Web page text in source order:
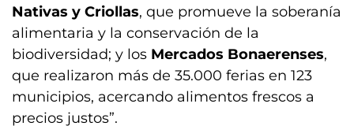
Nativas y Criollas, que promueve la soberanía
alimentaria y la conservación de la
biodiversidad; y los Mercados Bonaerenses,
que realizaron más de 35.000 ferias en 123
municipios, acercando alimentos frescos a
precios justos”.